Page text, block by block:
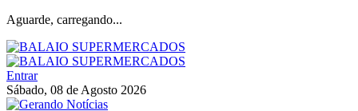
Aguarde, carregando...
Entrar
Sábado, 08 de Agosto 2026